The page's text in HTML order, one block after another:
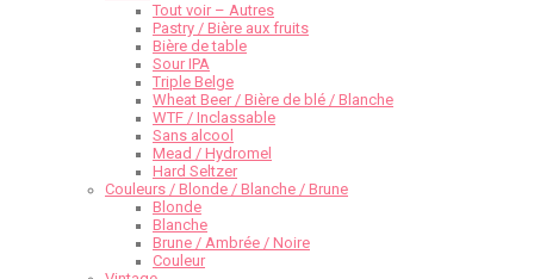
Tout voir – Autres
Pastry / Bière aux fruits
Bière de table
Sour IPA
Triple Belge
Wheat Beer / Bière de blé / Blanche
WTF / Inclassable
Sans alcool
Mead / Hydromel
Hard Seltzer
Couleurs / Blonde / Blanche / Brune
Blonde
Blanche
Brune / Ambrée / Noire
Couleur